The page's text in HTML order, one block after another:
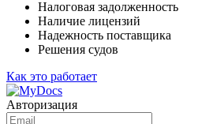
Налоговая задолженность
Наличие лицензий
Надежность поставщика
Решения судов
Как это работает
Авторизация